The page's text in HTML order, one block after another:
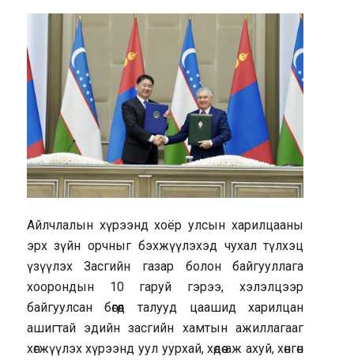
Айлчлалын хүрээнд хоёр улсын харилцааны
эрх зүйн орчныг бэхжүүлэхэд чухал түлхэц
үзүүлэх Засгийн газар болон байгууллага
хоорондын 10 гаруй гэрээ, хэлэлцээр
байгуулсан бөгөөд талууд цаашид харилцан
ашигтай эдийн засгийн хамтын ажиллагааг
хөгжүүлэх хүрээнд уул уурхай, хөдөө аж ахуй, хөнгөн